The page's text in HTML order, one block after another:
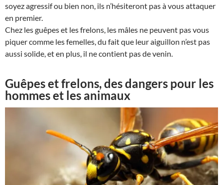
soyez agressif ou bien non, ils n’hésiteront pas à vous attaquer
en premier.
Chez les guêpes et les frelons, les mâles ne peuvent pas vous
piquer comme les femelles, du fait que leur aiguillon n’est pas
aussi solide, et en plus, il ne contient pas de venin.
Guêpes et frelons, des dangers pour les
hommes et les animaux